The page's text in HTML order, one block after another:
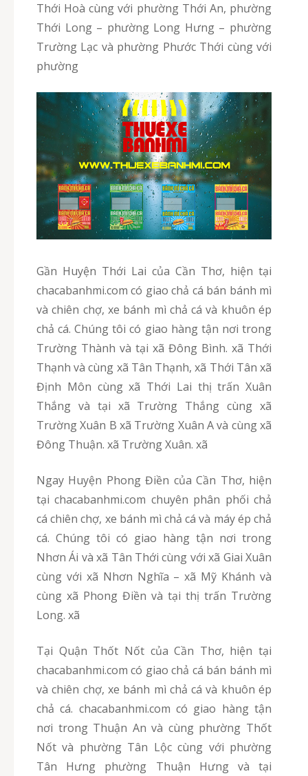
Thới Hoà cùng với phường Thới An, phường
Thới Long – phường Long Hưng – phường
Trường Lạc và phường Phước Thới cùng với
phường
Gần Huyện Thới Lai của Cần Thơ, hiện tại
chacabanhmi.com có giao chả cá bán bánh mì
và chiên chợ, xe bánh mì chả cá và khuôn ép
chả cá. Chúng tôi có giao hàng tận nơi trong
Trường Thành và tại xã Đông Bình. xã Thới
Thạnh và cùng xã Tân Thạnh, xã Thới Tân xã
Định Môn cùng xã Thới Lai thị trấn Xuân
Thắng và tại xã Trường Thắng cùng xã
Trường Xuân B xã Trường Xuân A và cùng xã
Đông Thuận. xã Trường Xuân. xã
Ngay Huyện Phong Điền của Cần Thơ, hiện
tại chacabanhmi.com chuyên phân phối chả
cá chiên chợ, xe bánh mì chả cá và máy ép chả
cá. Chúng tôi có giao hàng tận nơi trong
Nhơn Ái và xã Tân Thới cùng với xã Giai Xuân
cùng với xã Nhơn Nghĩa – xã Mỹ Khánh và
cùng xã Phong Điền và tại thị trấn Trường
Long. xã
Tại Quận Thốt Nốt của Cần Thơ, hiện tại
chacabanhmi.com có giao chả cá bán bánh mì
và chiên chợ, xe bánh mì chả cá và khuôn ép
chả cá. chacabanhmi.com có giao hàng tận
nơi trong Thuận An và cùng phường Thốt
Nốt và phường Tân Lộc cùng với phường
Tân Hưng phường Thuận Hưng và tại